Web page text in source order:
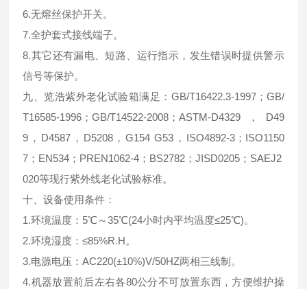
6.无熔丝保护开关。
7.全护套式接线端子。
8.其它还有漏电、短路、运行指示，发生错误时提供警示
信号等保护。
九、览浩紫外老化试验箱满足：GB/T16422.3-1997；GB/
T16585-1996；GB/T14522-2008；ASTM-D4329，D49
9，D4587，D5208，G154 G53，ISO4892-3；ISO1150
7；EN534；PREN1062-4；BS2782；JISD0205；SAEJ2
020等现行紫外线老化试验标准。
十、设备使用条件：
1.环境温度：5℃～35℃(24小时内平均温度≤25℃)。
2.环境湿度：≤85%R.H。
3.电源电压：AC220(±10%)V/50HZ两相三线制。
4.机器放置前后左右各80公分不可放置东西，方便维护操